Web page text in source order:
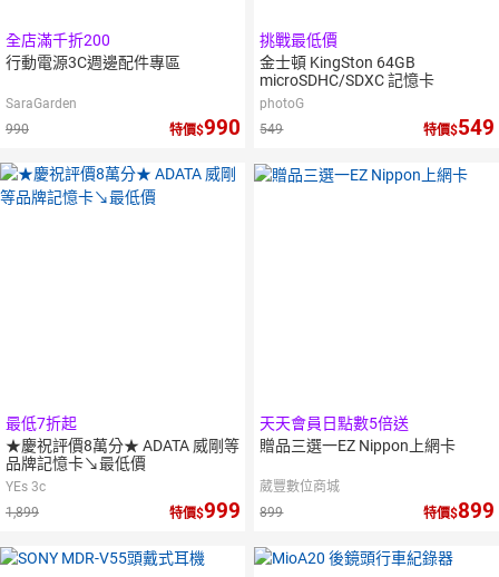
全店滿千折200
行動電源3C週邊配件專區
SaraGarden
990
特價 990
挑戰最低價
金士頓 KingSton 64GB
microSDHC/SDXC 記憶卡
photoG
549
特價 549
最低7折起
★慶祝評價8萬分★ ADATA 威剛等
品牌記憶卡↘最低價
YEs 3c
1,899
特價 999
天天會員日點數5倍送
贈品三選一EZ Nippon上網卡
葳豐數位商城
899
特價 899